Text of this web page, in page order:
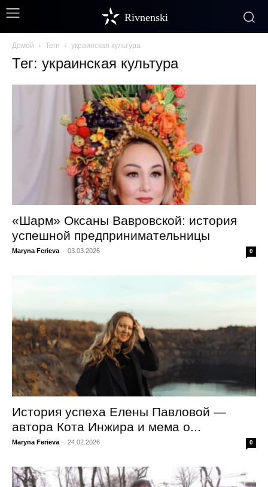
Rivnenski
Домой Теги украинская культура
Тег: украинская культура
«Шарм» Оксаны Вавровской: история
успешной предпринимательницы
Maryna Ferieva - 03.03.2026 0
История успеха Елены Павловой —
автора Кота Инжира и мема о...
Maryna Ferieva - 24.02.2026 0